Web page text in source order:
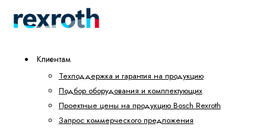
Клиентам
Техподдержка и гарантия на продукцию
Подбор оборудования и комплектующих
Проектные цены на продукцию Bosch Rexroth
Запрос коммерческого предложения